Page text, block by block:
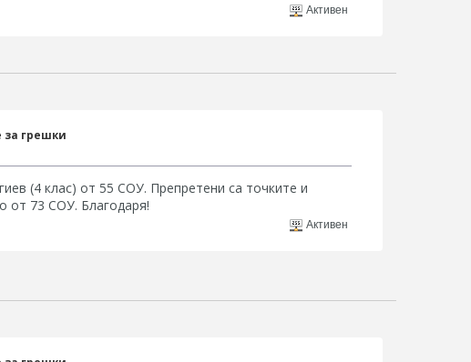
Активен
за грешки
(4 клас) от 55 СОУ. Препретени са точките и
от 73 СОУ. Благодаря!
Активен